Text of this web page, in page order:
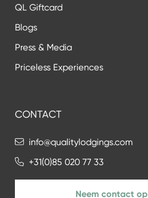
QL Giftcard
Blogs
Press & Media
Priceless Experiences
CONTACT
info@qualitylodgings.com
+31(0)85 020 77 33
Neem contact op